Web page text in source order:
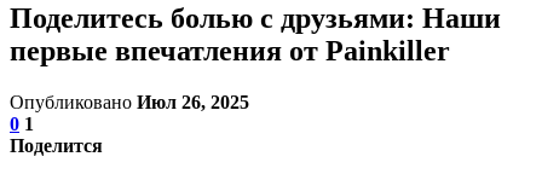
Поделитесь болью с друзьями: Наши
первые впечатления от Painkiller
Опубликовано Июл 26, 2025
0 1
Поделится